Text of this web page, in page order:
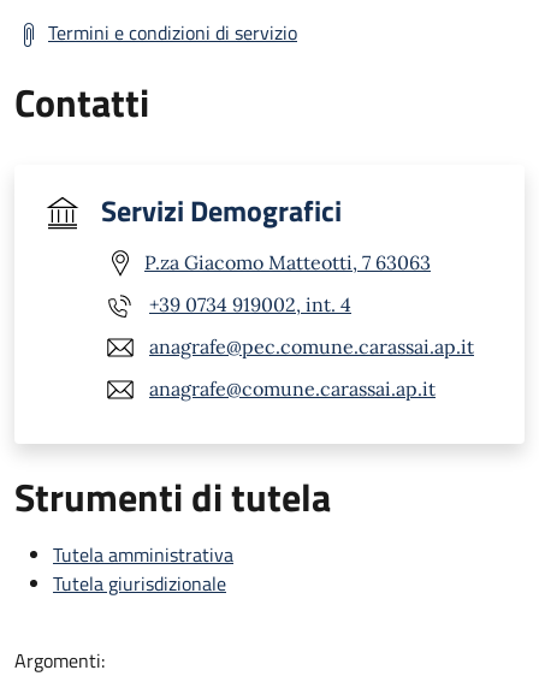
Termini e condizioni di servizio
Contatti
Servizi Demografici
P.za Giacomo Matteotti, 7 63063
+39 0734 919002, int. 4
anagrafe@pec.comune.carassai.ap.it
anagrafe@comune.carassai.ap.it
Strumenti di tutela
Tutela amministrativa
Tutela giurisdizionale
Argomenti: